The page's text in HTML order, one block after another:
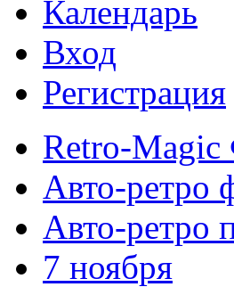
Календарь
Вход
Регистрация
Retro-Magic
Авто-ретро
Авто-ретро
7 ноября